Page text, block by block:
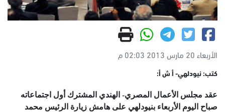
الأربعاء 20 مارس 2013 02:03 م
كتب: نيودلهي- أ ش أ:
عقد مجلس الأعمال المصري- الهندي المشترك أول اجتماعاته
صباح اليوم الأربعاء بنيودلهي على هامش زيارة الرئيس محمد